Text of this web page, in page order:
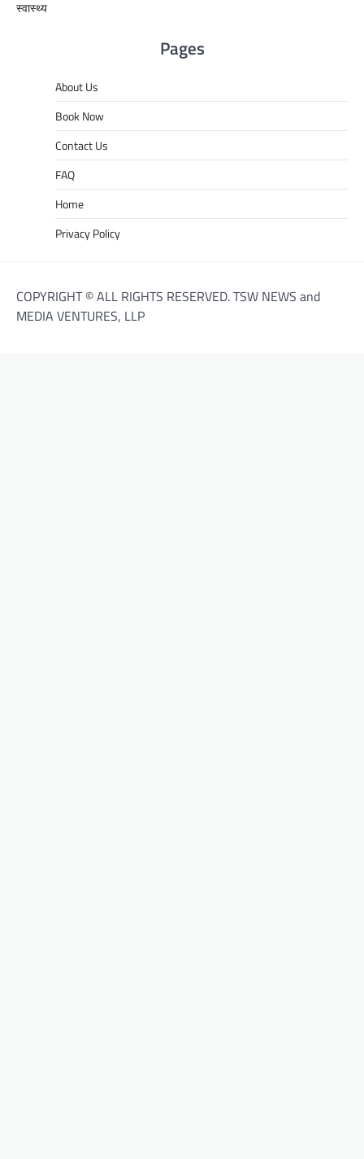
स्वास्थ्य
Pages
About Us
Book Now
Contact Us
FAQ
Home
Privacy Policy
COPYRIGHT © ALL RIGHTS RESERVED. TSW NEWS and
MEDIA VENTURES, LLP